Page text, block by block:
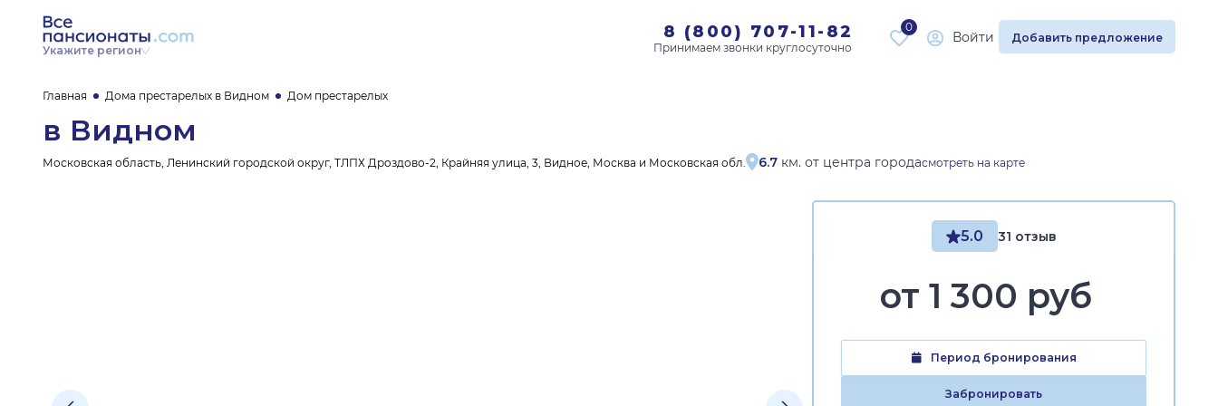
Укажите регион
8 (800) 707-11-82 0
Войти Добавить предложение
Главная Дома престарелых в Видном Дом престарелых
в Видном
Московская область, Ленинский городской округ, ТЛПХ Дроздово-2, Крайняя улица, 3, Видное, Москва и Московская обл. 6.7 км. от центра городасмотреть на карте
5.0 31 отзыв
от 1 300 руб
Период бронирования
Забронировать